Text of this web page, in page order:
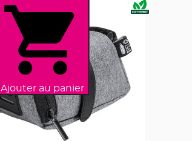
Ajouter au panier